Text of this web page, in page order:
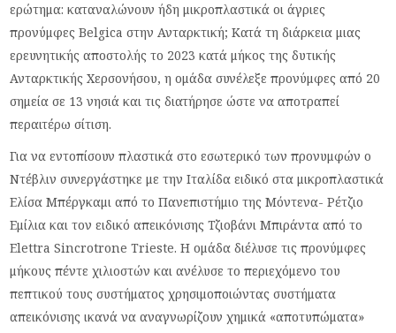
ερώτημα: καταναλώνουν ήδη μικροπλαστικά οι άγριες
προνύμφες Belgica στην Ανταρκτική; Κατά τη διάρκεια μιας
ερευνητικής αποστολής το 2023 κατά μήκος της δυτικής
Ανταρκτικής Χερσονήσου, η ομάδα συνέλεξε προνύμφες από 20
σημεία σε 13 νησιά και τις διατήρησε ώστε να αποτραπεί
περαιτέρω σίτιση.
Για να εντοπίσουν πλαστικά στο εσωτερικό των προνυμφών ο
Ντέβλιν συνεργάστηκε με την Ιταλίδα ειδικό στα μικροπλαστικά
Ελίσα Μπέργκαμι από το Πανεπιστήμιο της Μόντενα- Ρέτζιο
Εμίλια και τον ειδικό απεικόνισης Τζιοβάνι Μπιράντα από το
Elettra Sincrotrone Trieste. Η ομάδα διέλυσε τις προνύμφες
μήκους πέντε χιλιοστών και ανέλυσε το περιεχόμενο του
πεπτικού τους συστήματος χρησιμοποιώντας συστήματα
απεικόνισης ικανά να αναγνωρίζουν χημικά «αποτυπώματα»